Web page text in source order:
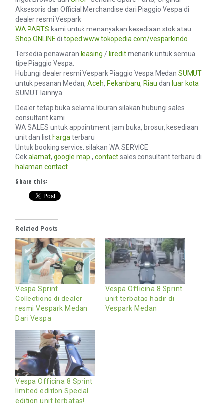
Aksesoris dan Official Merchandise dari Piaggio Vespa di
dealer resmi Vespark
WA PARTS kami untuk menanyakan kesediaan stok atau
Shop ONLINE di toped www.tokopedia.com/vesparkindo
Tersedia penawaran leasing / kreditmenarik untuk semua
tipe Piaggio Vespa.
Hubungi dealer resmi Vespark Piaggio Vespa Medan SUMUT
untuk pesanan Medan, Aceh, Pekanbaru, Riau dan luar kota
SUMUT lainnya
Dealer tetap buka selama liburan silakan hubungi sales
consultant kami
WA SALES untuk appointment, jam buka, brosur, kesediaan
unit dan list hargaterbaru
Untuk booking service, silakan WA SERVICE
Cekalamat, google map , contactsales consultant terbaru di
halaman contact
Share this:
Related Posts
Vespa Sprint
Collections di dealer
resmi Vespark Medan
Dari Vespa
Vespa Officina 8 Sprint
unit terbatas hadir di
Vespark Medan
Vespa Officina 8 Sprint
limited edition Special
edition unit terbatas!